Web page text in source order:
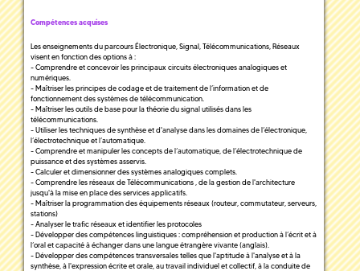
Compétences acquises
Les enseignements du parcours Électronique, Signal, Télécommunications, Réseaux
visent en fonction des options à :
- Comprendre et concevoir les principaux circuits électroniques analogiques et
numériques.
- Maîtriser les principes de codage et de traitement de l’information et de
fonctionnement des systèmes de télécommunication.
- Maîtriser les outils de base pour la théorie du signal utilisés dans les
télécommunications.
- Utiliser les techniques de synthèse et d'analyse dans les domaines de l’électronique,
l’électrotechnique et l’automatique.
- Comprendre et manipuler les concepts de l’automatique, de l’électrotechnique de
puissance et des systèmes asservis.
- Calculer et dimensionner des systèmes analogiques complets.
- Comprendre les réseaux de Télécommunications , de la gestion de l'architecture
jusqu'à la mise en place des services applicatifs.
- Maîtriser la programmation des équipements réseaux (routeur, commutateur, serveurs,
stations)
- Analyser le trafic réseaux et identifier les protocoles
- Développer des compétences linguistiques : compréhension et production à l’écrit et à
l’oral et capacité à échanger dans une langue étrangère vivante (anglais).
- Développer des compétences transversales telles que l'aptitude à l'analyse et à la
synthèse, à l'expression écrite et orale, au travail individuel et collectif, à la conduite de